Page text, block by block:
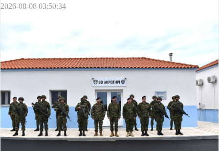
2026-08-08 03:50:34